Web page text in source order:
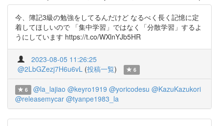
今、簿記3級の勉強をしてるんだけど なるべく長く記憶に定
着してほしいので 「集中学習」ではなく「分散学習」するよ
うにしています https://t.co/WXlnYJb5HR
2023-08-05 11:26:25
@2LbGZezj7H6u6vL (投稿一覧) 6
6 @la_lajiao @keyro1919 @yoricodesu @KazuKazukori
@releasemycar @tyanpe1983_la